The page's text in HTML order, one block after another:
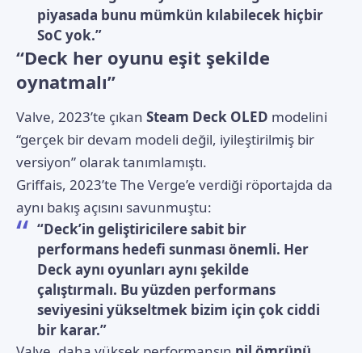
piyasada bunu mümkün kılabilecek hiçbir
SoC yok.”
“Deck her oyunu eşit şekilde
oynatmalı”
Valve, 2023’te çıkan Steam Deck OLED modelini
“gerçek bir devam modeli değil, iyileştirilmiş bir
versiyon” olarak tanımlamıştı.
Griffais, 2023’te The Verge’e verdiği röportajda da
aynı bakış açısını savunmuştu:
“Deck’in geliştiricilere sabit bir
performans hedefi sunması önemli. Her
Deck aynı oyunları aynı şekilde
çalıştırmalı. Bu yüzden performans
seviyesini yükseltmek bizim için çok ciddi
bir karar.”